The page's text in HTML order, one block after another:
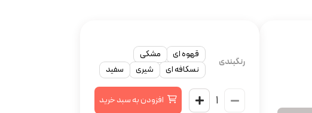
رنگبندی
قهوه ای
مشکی
نسکافه ای
شیری سفید
افزودن به سبد خرید